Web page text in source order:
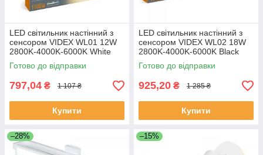
LED світильник настінний з
сенсором VIDEX WL01 12W
2800K-4000K-6000K White
Готово до відправки
797,04 ₴ 1 107 ₴
Купити
LED світильник настінний з
сенсором VIDEX WL02 18W
2800K-4000K-6000K Black
Готово до відправки
925,20 ₴ 1 285 ₴
Купити
–28% –15%